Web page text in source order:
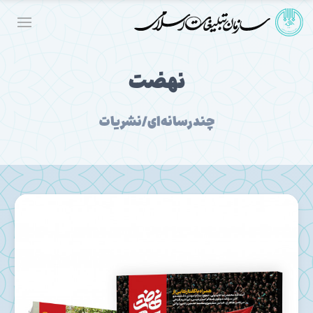
نهضت
چندرسانه‌ای/نشریات